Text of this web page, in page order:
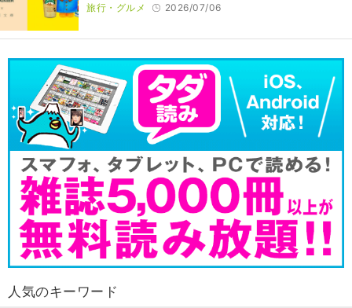
旅行・グルメ 2026/07/06
人気のキーワード